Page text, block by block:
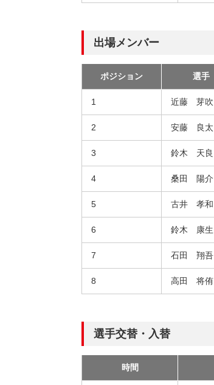
出場メンバー
ポジション 選手
1 近藤 芽吹
2 安藤 良太
3 鈴木 天良
4 桑田 陽介
5 古井 孝和
6 鈴木 康生
7 石田 翔吾
8 高田 将侑
選手交替・入替
時間